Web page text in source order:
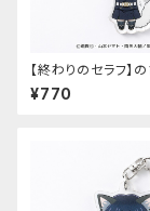
【終わりのセラフ】
ルキーホルダー（柊シ
¥770